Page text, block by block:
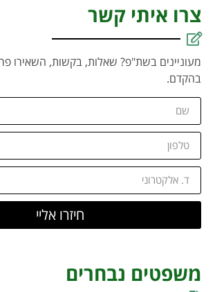
צרו איתי קשר
מעוניינים בשת"פ? שאלות, בקשות, השאירו
בהקדם.
חיזרו אליי
משפטים נבחרים